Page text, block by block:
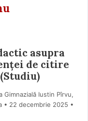
asupra
de citire
Gimnazială Iustin Pîrvu,
22 decembrie 2025 •